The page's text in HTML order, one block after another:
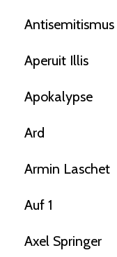
Antisemitismus
Aperuit Illis
Apokalypse
Ard
Armin Laschet
Auf 1
Axel Springer